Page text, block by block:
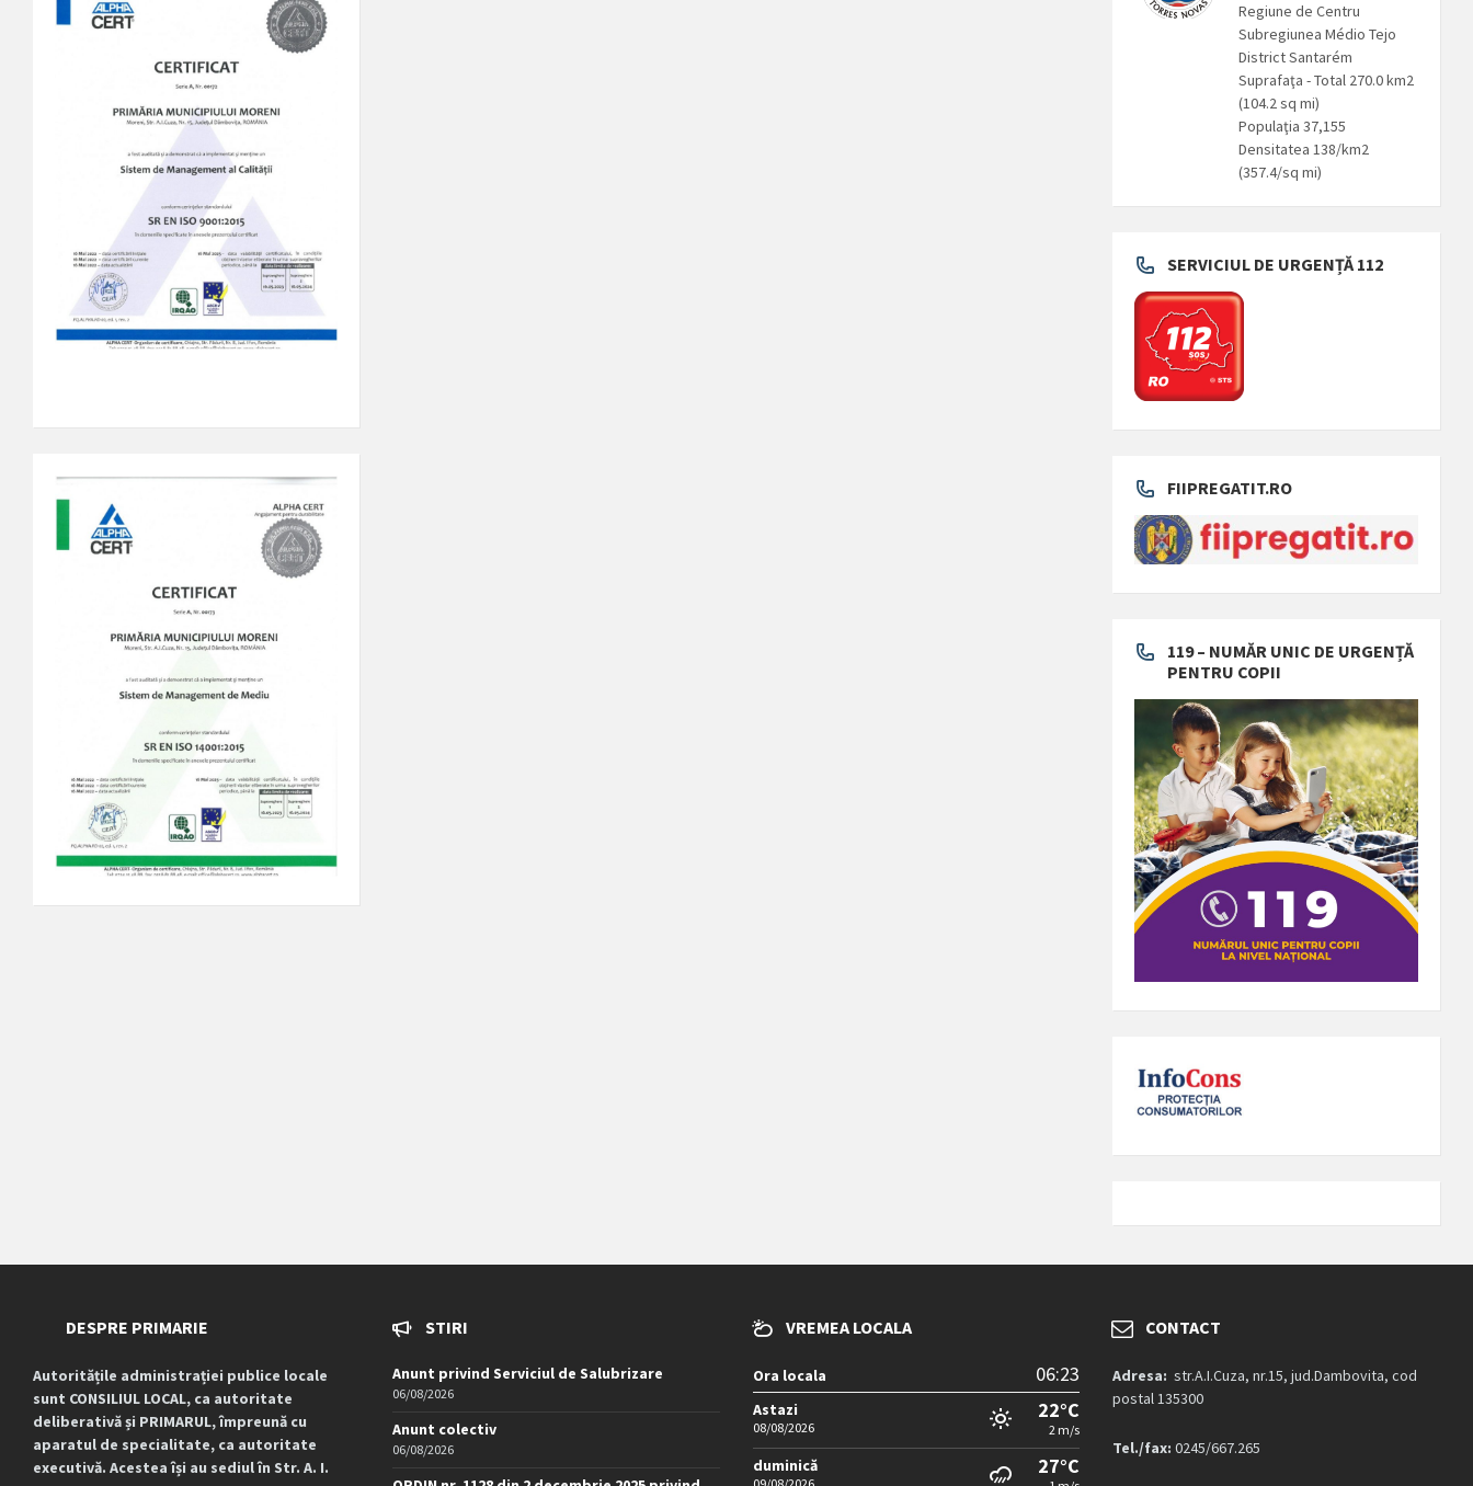
Regiune de Centru
Subregiunea Médio Tejo
District Santarém
Suprafaţa - Total 270.0 km2
(104.2 sq mi)
Populaţia 37,155
Densitatea 138/km2
(357.4/sq mi)
SERVICIUL DE URGENȚĂ 112
FIIPREGATIT.RO
119 – NUMĂR UNIC DE URGENȚĂ
PENTRU COPII
DESPRE PRIMARIE
Autoritățile administrației publice locale
sunt CONSILIUL LOCAL, ca autoritate
deliberativă și PRIMARUL, împreună cu
aparatul de specialitate, ca autoritate
executivă. Acestea își au sediul în Str. A. I.
STIRI
Anunt privind Serviciul de Salubrizare
06/08/2026
Anunt colectiv
06/08/2026
VREMEA LOCALA
Ora locala 06:23
Astazi
08/08/2026
22°C
2 m/s
duminică 27°C
CONTACT
Adresa: str.A.I.Cuza, nr.15, jud.Dambovita, cod
postal 135300
Tel./fax: 0245/667.265